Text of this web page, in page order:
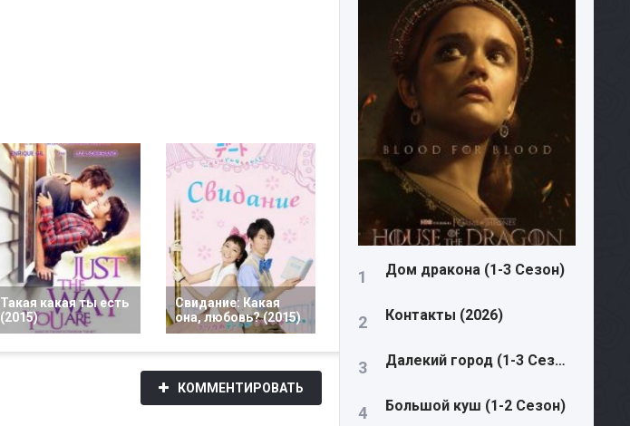
Такая какая ты есть
(2015)
Свидание: Какая
она, любовь? (2015)
КОММЕНТИРОВАТЬ
Дом дракона (1-3 Сезон)
Контакты (2026)
Далекий город (1-3 Сезон)
Большой куш (1-2 Сезон)